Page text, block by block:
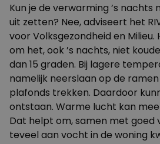
Kun je de verwarming ’s
uit zetten? Nee, adviseert het
voor Volksgezondheid en Milieu.
om het, ook ’s nachts, niet
dan 15 graden. Bij lagere
namelijk neerslaan op de
plafonds trekken. Daardoor
ontstaan. Warme lucht kan
Dat helpt om, samen met goed
teveel aan vocht in de woning